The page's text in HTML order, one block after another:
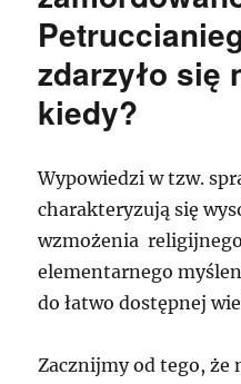
zdarzyło się
kiedy?
Wypowiedzi w tzw.
charakteryzują się
wzmożenia
elementarnego
do łatwo dostępnej
Zacznijmy od tego, że